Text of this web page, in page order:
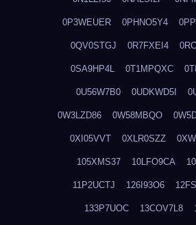
0P3WEUER 0PHNO5Y4
0QV0STGJ 0R7FXEI4
0SA9HP4L 0T1MPQXC
0U56W7B0 0UDKWD5I
0W3LZD86 0W58MBQO
0XI05VVT 0XLR0SZZ
105XMS37 10LFO9CA
11P2UCTJ 126I93O6
133P7UOC 13COV7L8